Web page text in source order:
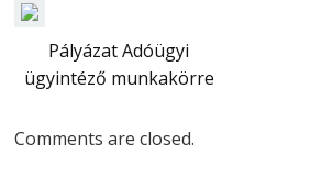
Pályázat Adóügyi
ügyintéző munkakörre
Comments are closed.